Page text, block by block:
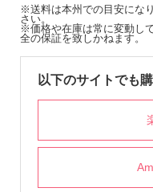
※送料は本州での目安にな
さい。
※価格や在庫は常に変動し
全の保証を致しかねます。
以下のサイトでも